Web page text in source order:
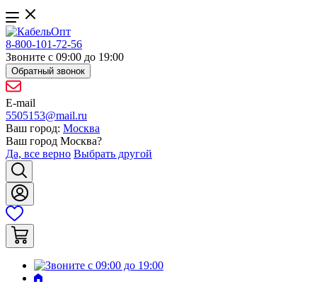
8-800-101-72-56
Звоните с 09:00 до 19:00
Обратный звонок
E-mail
5505153@mail.ru
Ваш город: Москва
Ваш город Москва?
Да, все верно Выбрать другой